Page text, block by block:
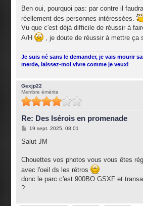
s
a
g
e
Ben oui, pourquoi pas: par contre il
réellement des personnes intéressées.
Vu que c'est déjà difficile de réussir à
A/H
, je doute de réussir à mettre ça
Je suis né sans le demander, je vais mourir
merde, laissez-moi vivre comme je veux!
Gexjp22
Membre émérite
Re: Des Isérois en promenade
M
s
g
19 sept. 2025, 08:01
Salut JM
Chouettes vos photos vous vous êtes
avec l'oeil ds les rétros
donc le parc c'est 900BO GSXF et
?